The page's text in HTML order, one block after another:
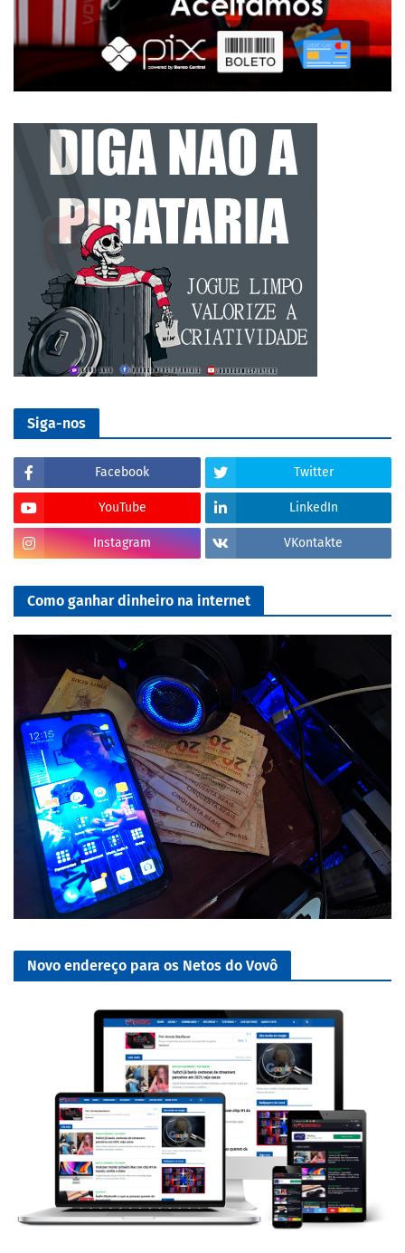
Siga-nos
Facebook Twitter
YouTube LinkedIn
Instagram VKontakte
Como ganhar dinheiro na internet
Novo endereço para os Netos do Vovô